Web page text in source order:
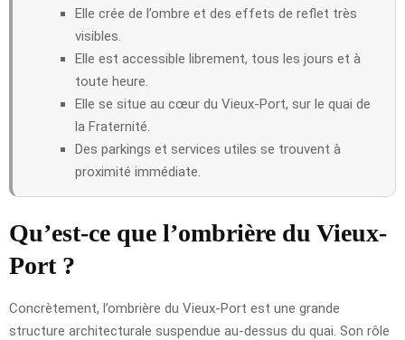
Elle crée de l’ombre et des effets de reflet très
visibles.
Elle est accessible librement, tous les jours et à
toute heure.
Elle se situe au cœur du Vieux-Port, sur le quai de
la Fraternité.
Des parkings et services utiles se trouvent à
proximité immédiate.
Qu’est-ce que l’ombrière du Vieux-
Port ?
Concrètement, l’ombrière du Vieux-Port est une grande
structure architecturale suspendue au-dessus du quai. Son rôle